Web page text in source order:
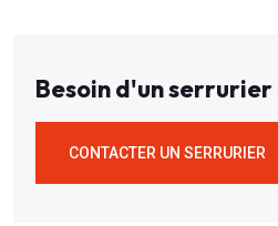
Besoin d'un serrurier
CONTACTER UN SERRURIER